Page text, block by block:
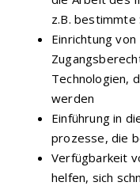
z.B. bestimmte
Einrichtung
Technologien,
werden
Einführung in
prozesse, die
Verfügbarkeit
helfen, sich